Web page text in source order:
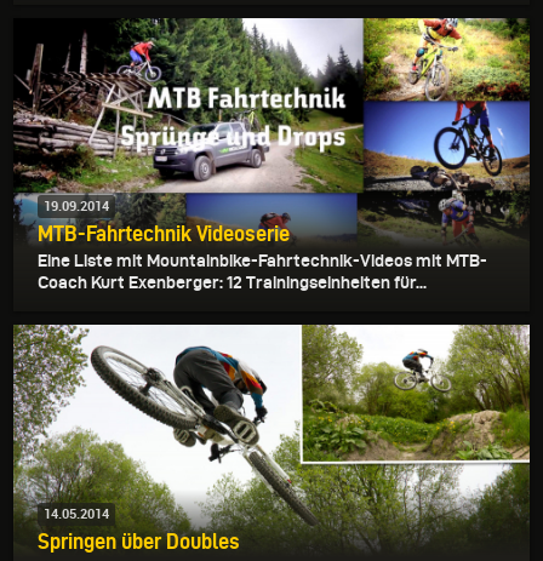
19.09.2014
MTB-Fahrtechnik Videoserie
Eine Liste mit Mountainbike-Fahrtechnik-Videos mit MTB-
Coach Kurt Exenberger: 12 Trainingseinheiten für...
14.05.2014
Springen über Doubles